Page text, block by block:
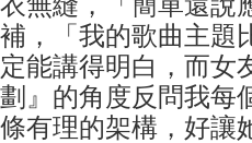
補，「我的歌曲主題
定能講得明白，而女
劃』的角度反問我每
條有理的架構，好讓